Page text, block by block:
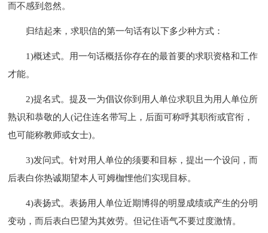
而不感到忽然。
归结起来，求职信的第一句话有以下多少种方式：
1)概述式。用一句话概括你存在的最首要的求职资格和工作
才能。
2)提名式。提及一为倡议你到用人单位求职且为用人单位所
熟识和恭敬的人(记住连名带写上，后面可称呼其职衔或官衔，
也可能称教师或女士)。
3)发问式。针对用人单位的须要和目标，提出一个设问，而
后表白你热诚期望本人可姆枷悝他们实现目标。
4)表扬式。表扬用人单位近期博得的明显成绩或产生的分明
变动，而后表白巴望为其效劳。但记住语气不要过度激情。